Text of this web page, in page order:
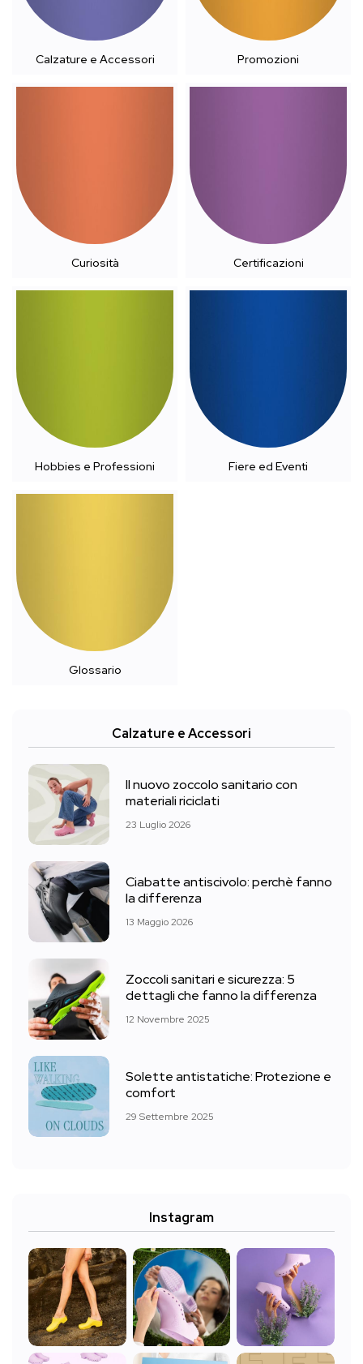
Calzature e Accessori Promozioni
Curiosità Certificazioni
Hobbies e Professioni Fiere ed Eventi
Glossario
Calzature e Accessori
Il nuovo zoccolo sanitario con
materiali riciclati
23 Luglio 2026
Ciabatte antiscivolo: perchè fanno
la differenza
13 Maggio 2026
Zoccoli sanitari e sicurezza: 5
dettagli che fanno la differenza
12 Novembre 2025
Solette antistatiche: Protezione e
comfort
29 Settembre 2025
Instagram